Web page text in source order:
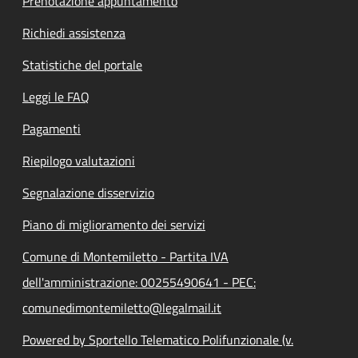
Richiedi assistenza
Statistiche del portale
Leggi le FAQ
Pagamenti
Riepilogo valutazioni
Segnalazione disservizio
Piano di miglioramento dei servizi
Comune di Montemiletto - Partita IVA
dell'amministrazione: 00255490641 - PEC:
comunedimontemiletto@legalmail.it
Powered by Sportello Telematico Polifunzionale (v.